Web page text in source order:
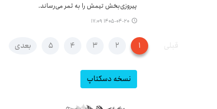
پیروزی‌بخش تیمش را به ثمر می‌رساند.
۱۴۰۵-۰۴-۲۰ ۱۷:۰۹
قبلی ۱ ۲ ۳ ۴ ۵ بعدی
نسخه دسکتاپ